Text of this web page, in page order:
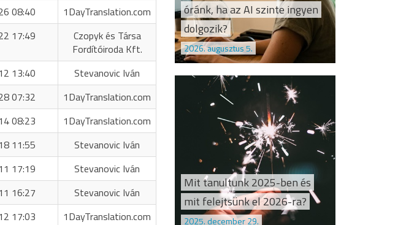
08:40
1DayTranslation.com
17:49
Czopyk és Társa
Fordítóiroda Kft.
13:40
Stevanovic Iván
07:32
1DayTranslation.com
08:23
1DayTranslation.com
11:55
Stevanovic Iván
17:19
Stevanovic Iván
16:27
Stevanovic Iván
17:03
1DayTranslation.com
óránk, ha az AI szinte ingyen
dolgozik?
2026. augusztus 5.
Mit tanultunk 2025-ben és
mit felejtsünk el 2026-ra?
2025. december 29.